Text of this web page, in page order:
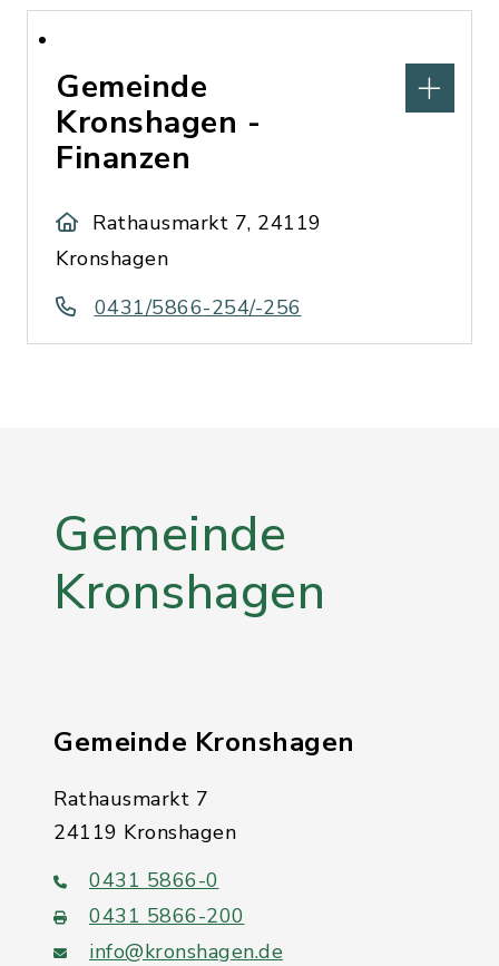
Gemeinde
Kronshagen -
Finanzen
Rathausmarkt 7, 24119
Kronshagen
0431/5866-254/-256
Gemeinde
Kronshagen
Gemeinde Kronshagen
Rathausmarkt 7
24119 Kronshagen
0431 5866-0
0431 5866-200
info@kronshagen.de